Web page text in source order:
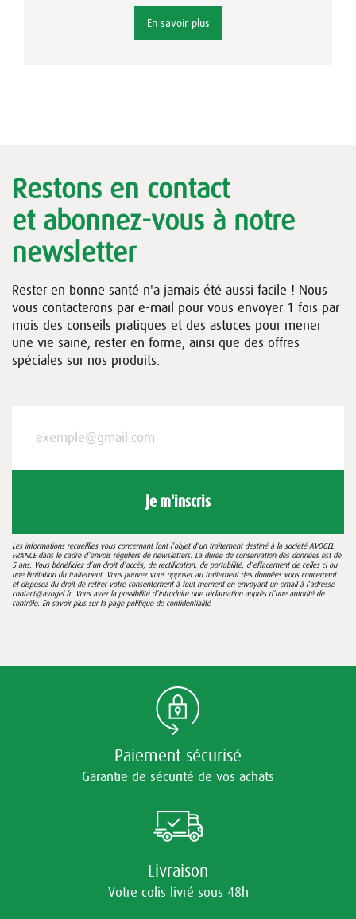
En savoir plus
Restons en contact
et abonnez-vous à notre
newsletter
Rester en bonne santé n'a jamais été aussi facile ! Nous
vous contacterons par e-mail pour vous envoyer 1 fois par
mois des conseils pratiques et des astuces pour mener
une vie saine, rester en forme, ainsi que des offres
spéciales sur nos produits.
Je m'inscris
Les informations recueillies vous concernant font l’objet d’un traitement destiné à la société AVOGEL
FRANCE dans le cadre d’envois réguliers de newsletters. La durée de conservation des données est de
5 ans. Vous bénéficiez d’un droit d’accès, de rectification, de portabilité, d’effacement de celles-ci ou
une limitation du traitement. Vous pouvez vous opposer au traitement des données vous concernant
et disposez du droit de retirer votre consentement à tout moment en envoyant un email à l’adresse
contact@avogel.fr. Vous avez la possibilité d’introduire une réclamation auprès d’une autorité de
contrôle. En savoir plus sur la page politique de confidentialité
Paiement sécurisé
Garantie de sécurité de vos achats
Livraison
Votre colis livré sous 48h